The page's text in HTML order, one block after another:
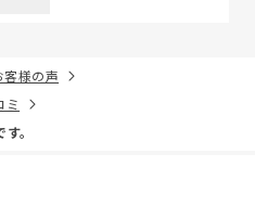
客様の声
ミ
。